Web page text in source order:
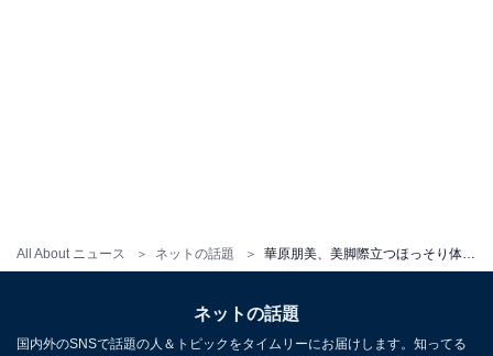
All About ニュース ネットの話題 華原朋美、美脚際立つほっそり体形で息子を軽々抱き上げる姿を披露！ 「ママは最高に幸せだよ」
ネットの話題
国内外のSNSで話題の人＆トピックをタイムリーにお届けします。知ってる